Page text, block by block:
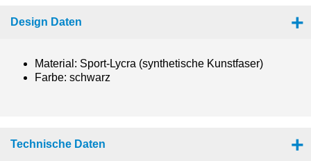
Design Daten
Material: Sport-Lycra (synthetische Kunstfaser)
Farbe: schwarz
Technische Daten